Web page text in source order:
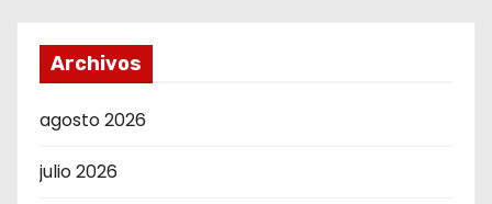
Archivos
agosto 2026
julio 2026